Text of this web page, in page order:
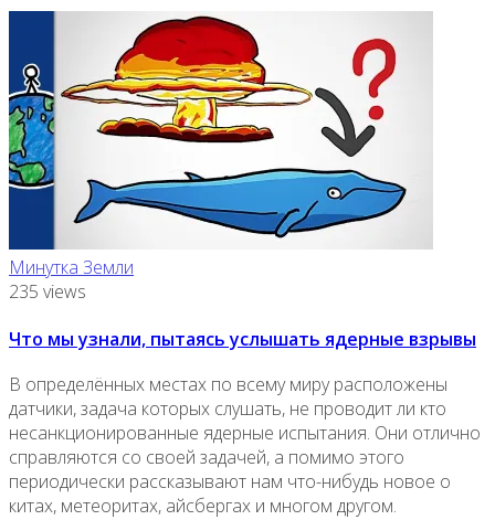
Минутка Земли
235 views
Что мы узнали, пытаясь услышать ядерные взрывы
В определённых местах по всему миру расположены
датчики, задача которых слушать, не проводит ли кто
несанкционированные ядерные испытания. Они отлично
справляются со своей задачей, а помимо этого
периодически рассказывают нам что-нибудь новое о
китах, метеоритах, айсбергах и многом другом.